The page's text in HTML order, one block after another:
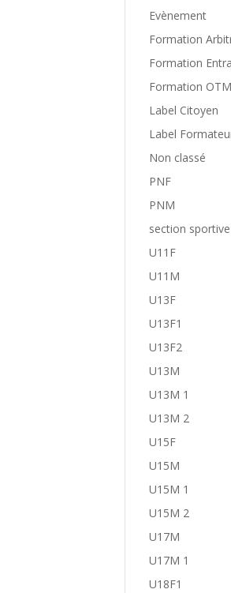
Evènement
Formation
Formation
Formation OTM
Label Citoyen
Label
Non classé
PNF
PNM
section sportive
U11F
U11M
U13F
U13F1
U13F2
U13M
U13M 1
U13M 2
U15F
U15M
U15M 1
U15M 2
U17M
U17M 1
U18F1